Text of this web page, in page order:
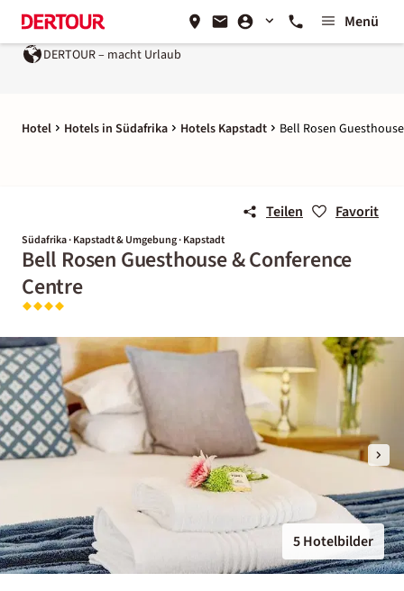
Menü
DERTOUR – macht Urlaub
Hotel Hotels in Südafrika Hotels Kapstadt Bell Rosen
Teilen Favorit
Südafrika · Kapstadt & Umgebung · Kapstadt
Bell Rosen Guesthouse & Conference
Centre
5 Hotelbilder